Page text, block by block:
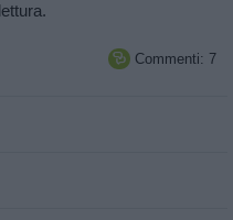
 Commenti: 7